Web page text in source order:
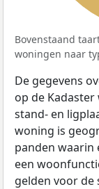
Bovenstaand
woningen naar
De gegevens
op de
stand- en
woning is
panden waarin
een
gelden voor de